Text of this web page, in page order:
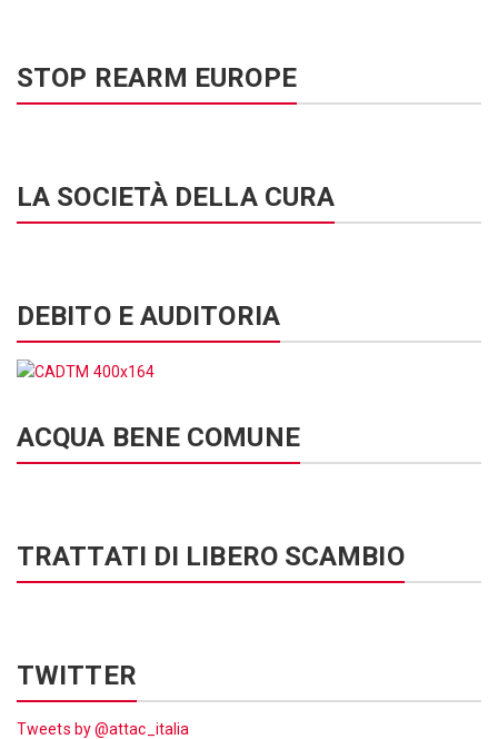
STOP REARM EUROPE
LA SOCIETÀ DELLA CURA
DEBITO E AUDITORIA
ACQUA BENE COMUNE
TRATTATI DI LIBERO SCAMBIO
TWITTER
Tweets by @attac_italia